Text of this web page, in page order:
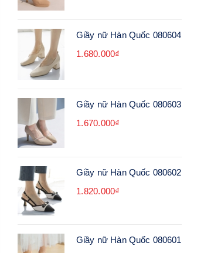
Giầy nữ Hàn Quốc 080604
1.680.000₫
Giầy nữ Hàn Quốc 080603
1.670.000₫
Giầy nữ Hàn Quốc 080602
1.820.000₫
Giầy nữ Hàn Quốc 080601